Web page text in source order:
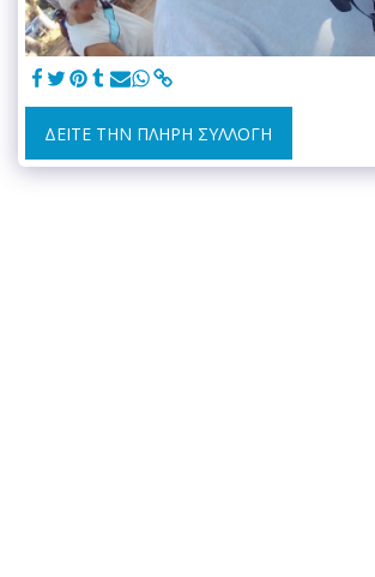
ΔΕΊΤΕ ΤΗΝ ΠΛΉΡΗ ΣΥΛΛΟΓΉ